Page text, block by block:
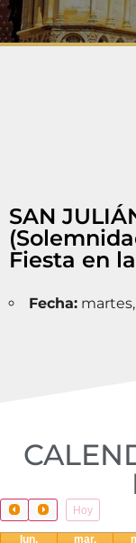
SAN
Fiesta en
Fecha:
Hoy
lun. mar.